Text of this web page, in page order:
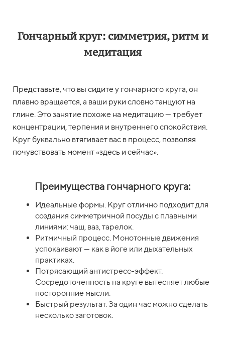
Гончарный круг: симметрия, ритм и
медитация
Представьте, что вы сидите у гончарного круга, он
плавно вращается, а ваши руки словно танцуют на
глине. Это занятие похоже на медитацию — требует
концентрации, терпения и внутреннего спокойствия.
Круг буквально втягивает вас в процесс, позволяя
почувствовать момент «здесь и сейчас».
Преимущества гончарного круга:
Идеальные формы. Круг отлично подходит для
создания симметричной посуды с плавными
линиями: чаш, ваз, тарелок.
Ритмичный процесс. Монотонные движения
успокаивают — как в йоге или дыхательных
практиках.
Потрясающий антистресс-эффект.
Сосредоточенность на круге вытесняет любые
посторонние мысли.
Быстрый результат. За один час можно сделать
несколько заготовок.